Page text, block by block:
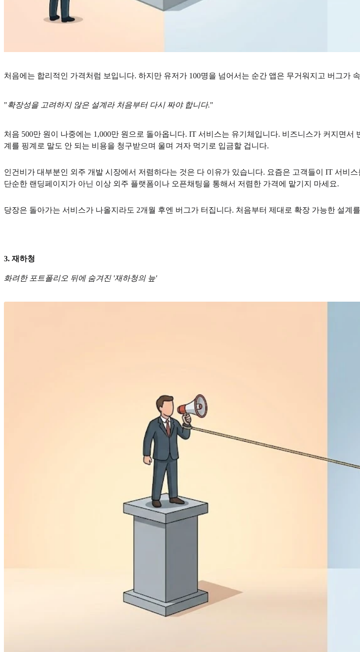
처음에는 합리적인 가격처럼 보입니다. 하지만 유저가 100명을 넘어서는 순간 앱은 무거워지고 버그가
"확장성을 고려하지 않은 설계라 처음부터 다시 짜야 합니다."
처음 500만 원이 나중에는 1,000만 원으로 돌아옵니다. IT 서비스는 유기체입니다. 비즈니스가 커지면
계를 핑계로 말도 안 되는 비용을 청구받으며 울며 겨자 먹기로 입금할 겁니다.
인건비가 대부분인 외주 개발 시장에서 저렴하다는 것은 다 이유가 있습니다. 요즘은 고객들이 IT 서비
단순한 랜딩페이지가 아닌 이상 외주 플랫폼이나 오픈채팅을 통해서 저렴한 가격에 맡기지 마세요.
당장은 돌아가는 서비스가 나올지라도 2개월 후엔 버그가 터집니다. 처음부터 제대로 확장 가능한 설계
3. 재하청
화려한 포트폴리오 뒤에 숨겨진 '재하청의 늪'